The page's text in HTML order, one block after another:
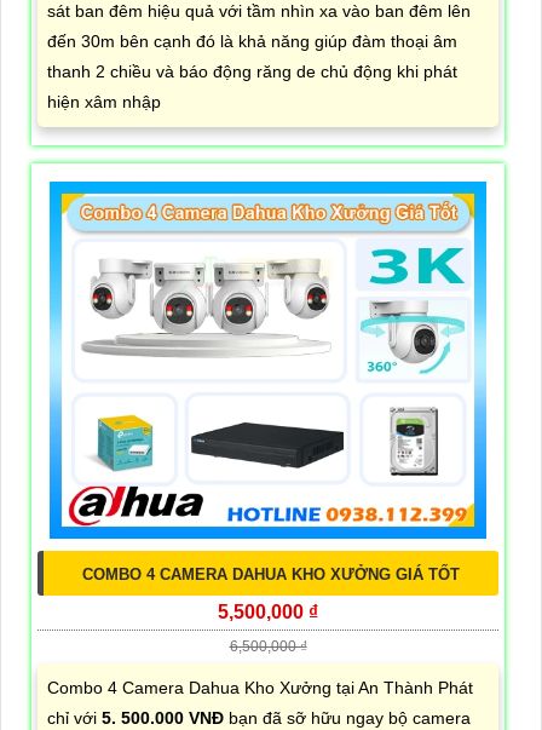
sát ban đêm hiệu quả với tầm nhìn xa vào ban đêm lên
đến 30m bên cạnh đó là khả năng giúp đàm thoại âm
thanh 2 chiều và báo động răng de chủ động khi phát
hiện xâm nhập
COMBO 4 CAMERA DAHUA KHO XƯỞNG GIÁ TỐT
5,500,000 ₫
6,500,000 ₫
Combo 4 Camera Dahua Kho Xưởng tại An Thành Phát
chỉ với 5. 500.000 VNĐ bạn đã sỡ hữu ngay bộ camera